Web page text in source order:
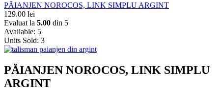
PĂIANJEN NOROCOS, LINK SIMPLU ARGINT
129.00 lei
Evaluat la 5.00 din 5
Available: 5
Units Sold: 3
PĂIANJEN NOROCOS, LINK SIMPLU
ARGINT